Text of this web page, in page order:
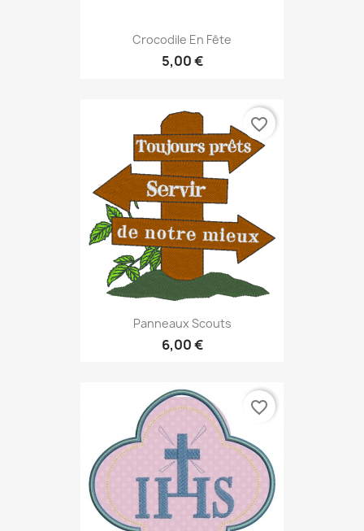
Crocodile En Fête
5,00 €
Panneaux Scouts
6,00 €
favorite_border
favorite_border